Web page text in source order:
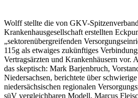
Wolff stellte die von GKV-
Krankenhausgesellschaft erstellten
„sektorenübergreifenden
115g als etwaiges zukünftiges
Vertragsärzten und Krankenhäusern vor.
das skeptisch: Mark Barjenbruch,
Niedersachsen, berichtete über
niedersächsischen regionalen
süV vergleichbaren Modell. Marcus